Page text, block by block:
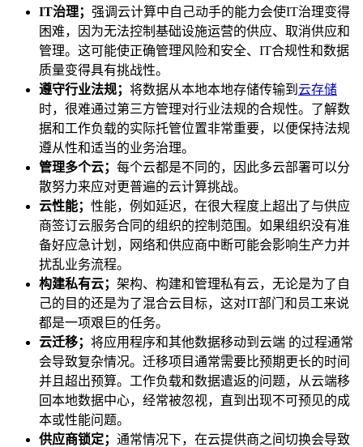
IT治理； 强调云计算中自己动手的能力会使IT治理变得
困难，因为无法控制基础设施运营的供应、取消供应和
管理。这可能使正确管理风险和安全、IT合规性和数据
质量变得具有挑战性。
遵守行业法规； 将数据从本地本地存储传输到 云存储
时，很难通过第三方管理对行业法规的合规性。了解数
据和工作负载的实际托管位置非常重要，以便保持法规
遵从性和适当的业务治理。
管理多个云； 每个云都是不同的，因此多云部署可以分
散努力来应对更普遍的云计算挑战。
云性能； 性能，例如延迟，在很大程度上超出了与供应
商签订云服务合同的组织的控制范围。如果组织没有准
备好应急计划，网络和供应商中断可能会影响生产力并
扰乱业务流程。
构建私有云； 架构、构建和管理私有云，无论是为了自
己的目的还是为了混合云目标，这对IT部门和员工来说
都是一项艰巨的任务。
云迁移； 将应用程序和其他数据移动到云端 的过程通常
会导致复杂情况。迁移项目通常需要比预期更长的时间
并且超出预算。工作负载和数据遣返的问题，从云端移
回本地数据中心，经常被忽视，直到出现不可预见的成
本或性能问题。
供应商锁定； 通常情况下，在云提供商之间切换会导致